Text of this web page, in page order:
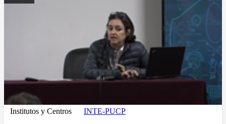
Institutos y Centros INTE-PUCP